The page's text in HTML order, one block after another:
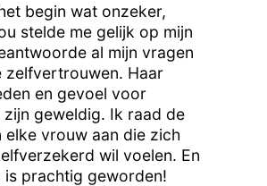
begin wat onzeker,
stelde me gelijk op mijn
al mijn vragen
zelfvertrouwen. Haar
en gevoel voor
zijn geweldig. Ik raad de
elke vrouw aan die zich
wil voelen. En
is prachtig geworden!